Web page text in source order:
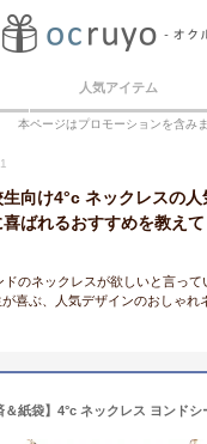
人気アイテム
本ページはプロモーションを含み
向け4°c ネックレスの
喜ばれるおすすめを教えて
ドのネックレスが欲しいと言っ
喜ぶ、人気デザインのおしゃれ